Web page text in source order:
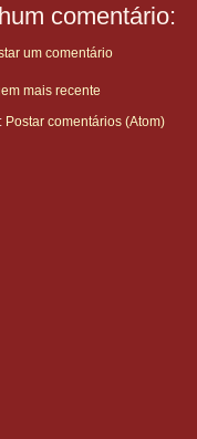
comentário:
um comentário
mais recente
Postar comentários (Atom)